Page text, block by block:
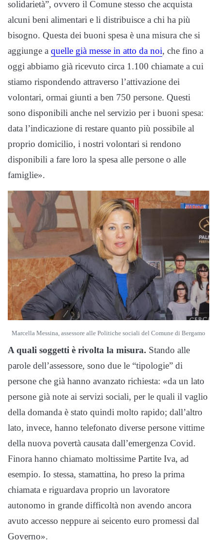
solidarietà”, ovvero il Comune stesso che acquista
alcuni beni alimentari e li distribuisce a chi ha più
bisogno. Questa dei buoni spesa è una misura che si
aggiunge a quelle già messe in atto da noi, che fino a
oggi abbiamo già ricevuto circa 1.100 chiamate a cui
stiamo rispondendo attraverso l’attivazione dei
volontari, ormai giunti a ben 750 persone. Questi
sono disponibili anche nel servizio per i buoni spesa:
data l’indicazione di restare quanto più possibile al
proprio domicilio, i nostri volontari si rendono
disponibili a fare loro la spesa alle persone o alle
famiglie».
Marcella Messina, assessore alle Politiche sociali del Comune di Bergamo
A quali soggetti è rivolta la misura. Stando alle
parole dell’assessore, sono due le “tipologie” di
persone che già hanno avanzato richiesta: «da un lato
persone già note ai servizi sociali, per le quali il vaglio
della domanda è stato quindi molto rapido; dall’altro
lato, invece, hanno telefonato diverse persone vittime
della nuova povertà causata dall’emergenza Covid.
Finora hanno chiamato moltissime Partite Iva, ad
esempio. Io stessa, stamattina, ho preso la prima
chiamata e riguardava proprio un lavoratore
autonomo in grande difficoltà non avendo ancora
avuto accesso neppure ai seicento euro promessi dal
Governo».